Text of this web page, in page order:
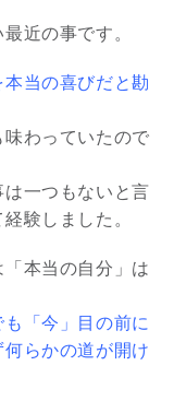
近の事です。
当の喜びだと勘
わっていたので
一つもないと言
験しました。
本当の自分」は
「今」目の前に
らかの道が開け